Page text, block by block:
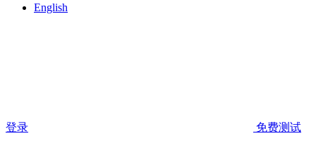
English
登录 免费测试